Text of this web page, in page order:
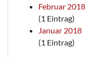
Februar 2018
(1 Eintrag)
Januar 2018
(1 Eintrag)